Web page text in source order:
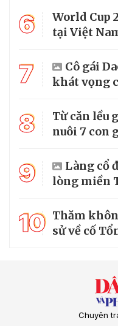
6
World Cup
tại Việt
7
Cô gái
khát vọng
8
Từ căn lều
nuôi 7 con
9
Làng cổ
lòng miền
10 Thăm
sử về cố
Chuyên